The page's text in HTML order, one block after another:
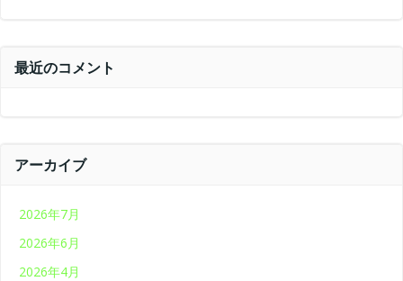
最近のコメント
アーカイブ
2026年7月
2026年6月
2026年4月